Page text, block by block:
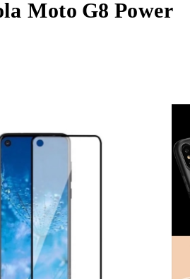
Moto G8 Power